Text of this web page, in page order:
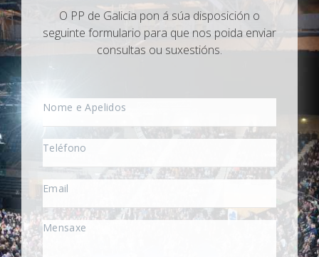
O PP de Galicia pon á súa disposición o
seguinte formulario para que nos poida enviar
consultas ou suxestións.